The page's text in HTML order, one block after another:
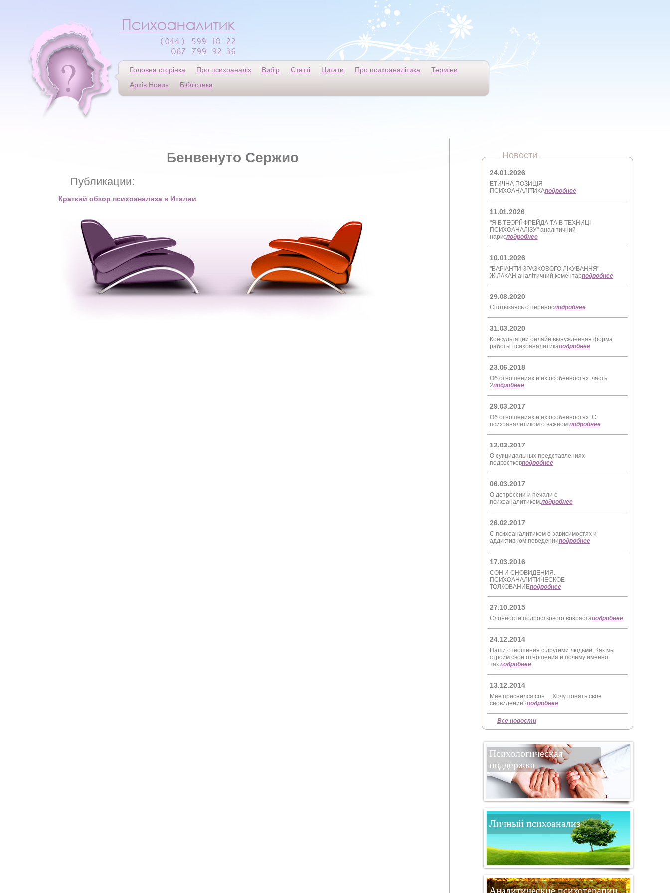
Головна сторінка Про психоаналіз Вибір Статті Цитати Про психоаналітика
Терміни
Архів Новин
Бібліотека
Бенвенуто Сержио
Публикации:
Краткий обзор психоанализа в Италии
Новости
24.01.2026
ЕТИЧНА ПОЗИЦІЯ
ПСИХОАНАЛІТИКАподробнее
11.01.2026
"Я В ТЕОРІЇ ФРЕЙДА ТА В ТЕХНИЦІ
ПСИХОАНАЛІЗУ" аналітичний
нарисподробнее
10.01.2026
"ВАРІАНТИ ЗРАЗКОВОГО ЛІКУВАННЯ"
Ж.ЛАКАН аналітичний коментарподробнее
29.08.2020
Спотыкаясь о переносподробнее
31.03.2020
Консультации онлайн вынужденная форма
работы психоаналитикаподробнее
23.06.2018
Об отношениях и их особенностях. часть
2подробнее
29.03.2017
Об отношениях и их особенностях. С
психоаналитиком о важном.подробнее
12.03.2017
О суицидальных представлениях
подростковподробнее
06.03.2017
О депрессии и печали с
психоаналитиком.подробнее
26.02.2017
С психоаналитиком о зависимостях и
аддиктивном поведенииподробнее
17.03.2016
СОН И СНОВИДЕНИЯ.
ПСИХОАНАЛИТИЧЕСКОЕ
ТОЛКОВАНИЕподробнее
27.10.2015
Сложности подросткового возрастаподробнее
24.12.2014
Наши отношения с другими людьми. Как мы
строим свои отношения и почему именно
так.подробнее
13.12.2014
Мне приснился сон.... Хочу понять свое
сновидение?подробнее
Все новости
Психологическая
поддержка
Личный психоанализ
Аналитические психотерапии